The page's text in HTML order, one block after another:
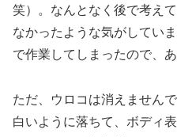
笑）。なんとなく後で考え
なかったような気がしてい
で作業してしまったので、
ただ、ウロコは消えません
白いように落ちて、ボディ